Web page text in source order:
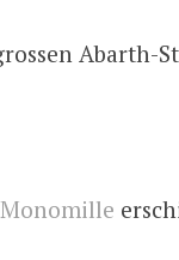
Abarth-